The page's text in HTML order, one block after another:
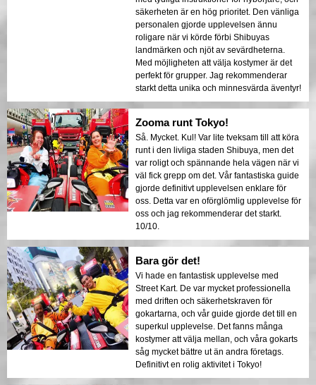
säkerheten är en hög prioritet. Den vänliga
personalen gjorde upplevelsen ännu
roligare när vi körde förbi Shibuyas
landmärken och njöt av sevärdheterna.
Med möjligheten att välja kostymer är det
perfekt för grupper. Jag rekommenderar
starkt detta unika och minnesvärda äventyr!
Zooma runt Tokyo!
Så. Mycket. Kul! Var lite tveksam till att köra
runt i den livliga staden Shibuya, men det
var roligt och spännande hela vägen när vi
väl fick grepp om det. Vår fantastiska guide
gjorde definitivt upplevelsen enklare för
oss. Detta var en oförglömlig upplevelse för
oss och jag rekommenderar det starkt.
10/10.
Bara gör det!
Vi hade en fantastisk upplevelse med
Street Kart. De var mycket professionella
med driften och säkerhetskraven för
gokartarna, och vår guide gjorde det till en
superkul upplevelse. Det fanns många
kostymer att välja mellan, och våra gokarts
såg mycket bättre ut än andra företags.
Definitivt en rolig aktivitet i Tokyo!